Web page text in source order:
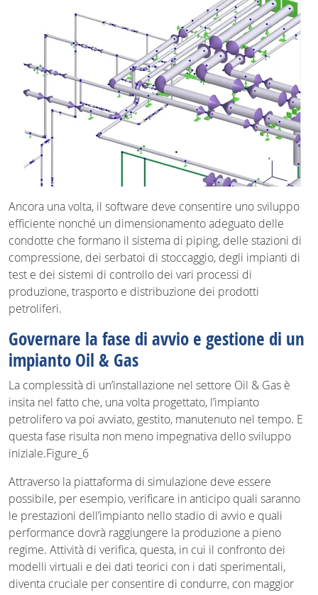
Ancora una volta, il software deve consentire uno sviluppo
efficiente nonché un dimensionamento adeguato delle
condotte che formano il sistema di piping, delle stazioni di
compressione, dei serbatoi di stoccaggio, degli impianti di
test e dei sistemi di controllo dei vari processi di
produzione, trasporto e distribuzione dei prodotti
petroliferi.
Governare la fase di avvio e gestione di un
impianto Oil & Gas
La complessità di un’installazione nel settore Oil & Gas è
insita nel fatto che, una volta progettato, l’impianto
petrolifero va poi avviato, gestito, manutenuto nel tempo. E
questa fase risulta non meno impegnativa dello sviluppo
iniziale.Figure_6
Attraverso la piattaforma di simulazione deve essere
possibile, per esempio, verificare in anticipo quali saranno
le prestazioni dell’impianto nello stadio di avvio e quali
performance dovrà raggiungere la produzione a pieno
regime. Attività di verifica, questa, in cui il confronto dei
modelli virtuali e dei dati teorici con i dati sperimentali,
diventa cruciale per consentire di condurre, con maggior